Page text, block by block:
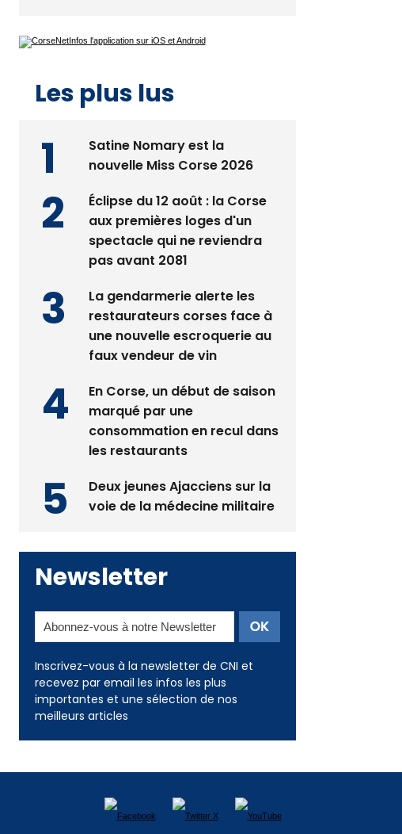
Les plus lus
Satine Nomary est la
nouvelle Miss Corse 2026
Éclipse du 12 août : la Corse
aux premières loges d'un
spectacle qui ne reviendra
pas avant 2081
La gendarmerie alerte les
restaurateurs corses face à
une nouvelle escroquerie au
faux vendeur de vin
En Corse, un début de saison
marqué par une
consommation en recul dans
les restaurants
Deux jeunes Ajacciens sur la
voie de la médecine militaire
Newsletter
Inscrivez-vous à la newsletter de CNI et
recevez par email les infos les plus
importantes et une sélection de nos
meilleurs articles